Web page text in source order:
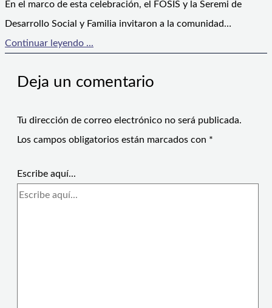
En el marco de esta celebración, el FOSIS y la Seremi de
Desarrollo Social y Familia invitaron a la comunidad…
Continuar leyendo ...
Deja un comentario
Tu dirección de correo electrónico no será publicada.
Los campos obligatorios están marcados con *
Escribe aquí...